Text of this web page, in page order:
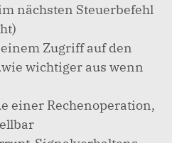
nächsten Steuerbefehl
Zugriff auf den
wichtiger aus wenn
einer Rechenoperation,